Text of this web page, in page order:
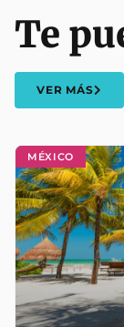
MÉXICO
Te
VER MÁS